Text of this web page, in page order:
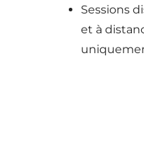
Sessions
et à